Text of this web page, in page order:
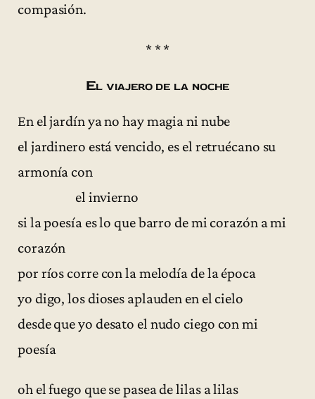
compasión.
* * *
El viajero de la noche
En el jardín ya no hay magia ni nube
el jardinero está vencido, es el retruécano su
armonía con
el invierno
si la poesía es lo que barro de mi corazón a mi
corazón
por ríos corre con la melodía de la época
yo digo, los dioses aplauden en el cielo
desde que yo desato el nudo ciego con mi
poesía
oh el fuego que se pasea de lilas a lilas